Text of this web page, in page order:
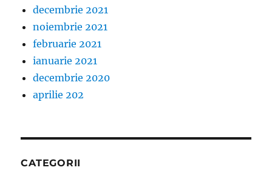
decembrie 2021
noiembrie 2021
februarie 2021
ianuarie 2021
decembrie 2020
aprilie 202
CATEGORII